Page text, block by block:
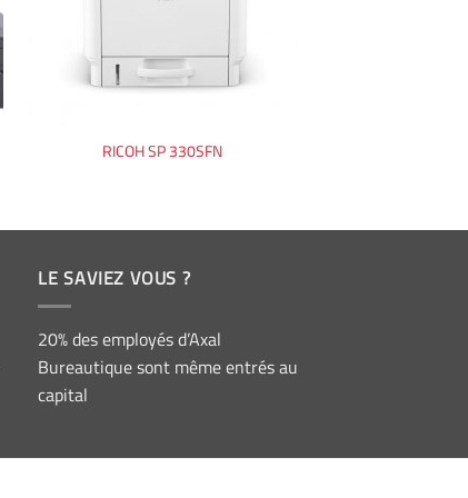
RICOH SP 330SFN
LE SAVIEZ VOUS ?
20% des employés d’Axal
Bureautique sont même entrés au
capital